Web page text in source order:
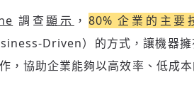
調查顯示 ， 80% 企業的主要
Driven）的方式，讓機器
，協助企業能夠以高效率、低成